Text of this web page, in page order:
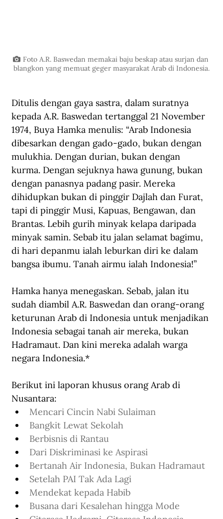
Foto A.R. Baswedan memakai baju beskap atau surjan dan
blangkon yang memuat geger masyarakat Arab di Indonesia.
Ditulis dengan gaya sastra, dalam suratnya
kepada A.R. Baswedan tertanggal 21 November
1974, Buya Hamka menulis: “Arab Indonesia
dibesarkan dengan gado-gado, bukan dengan
mulukhia. Dengan durian, bukan dengan
kurma. Dengan sejuknya hawa gunung, bukan
dengan panasnya padang pasir. Mereka
dihidupkan bukan di pinggir Dajlah dan Furat,
tapi di pinggir Musi, Kapuas, Bengawan, dan
Brantas. Lebih gurih minyak kelapa daripada
minyak samin. Sebab itu jalan selamat bagimu,
di hari depanmu ialah leburkan diri ke dalam
bangsa ibumu. Tanah airmu ialah Indonesia!”
Hamka hanya menegaskan. Sebab, jalan itu
sudah diambil A.R. Baswedan dan orang-orang
keturunan Arab di Indonesia untuk menjadikan
Indonesia sebagai tanah air mereka, bukan
Hadramaut. Dan kini mereka adalah warga
negara Indonesia.*
Berikut ini laporan khusus orang Arab di
Nusantara:
Mencari Cincin Nabi Sulaiman
Bangkit Lewat Sekolah
Berbisnis di Rantau
Dari Diskriminasi ke Aspirasi
Bertanah Air Indonesia, Bukan Hadramaut
Setelah PAI Tak Ada Lagi
Mendekat kepada Habib
Busana dari Kesalehan hingga Mode